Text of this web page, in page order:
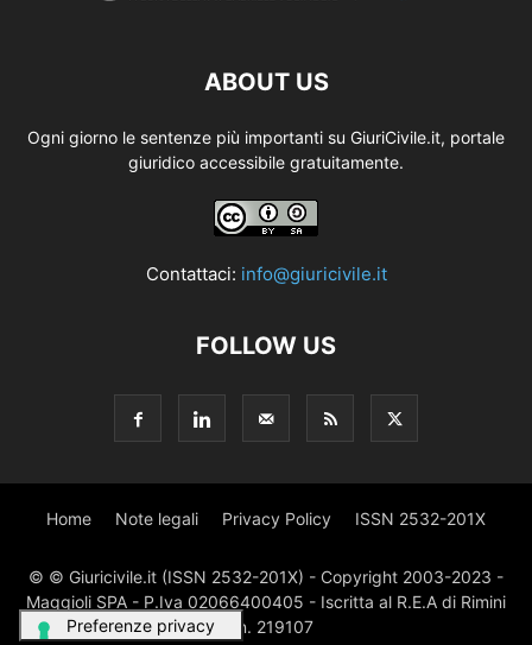
ABOUT US
Ogni giorno le sentenze più importanti su GiuriCivile.it, portale
giuridico accessibile gratuitamente.
Contattaci: info@giuricivile.it
FOLLOW US
Home Note legali Privacy Policy ISSN 2532-201X
© © Giuricivile.it (ISSN 2532-201X) - Copyright 2003-2023 -
Maggioli SPA - P.Iva 02066400405 - Iscritta al R.E.A di Rimini
al n. 219107